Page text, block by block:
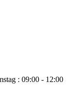
: 09:00 - 12:00